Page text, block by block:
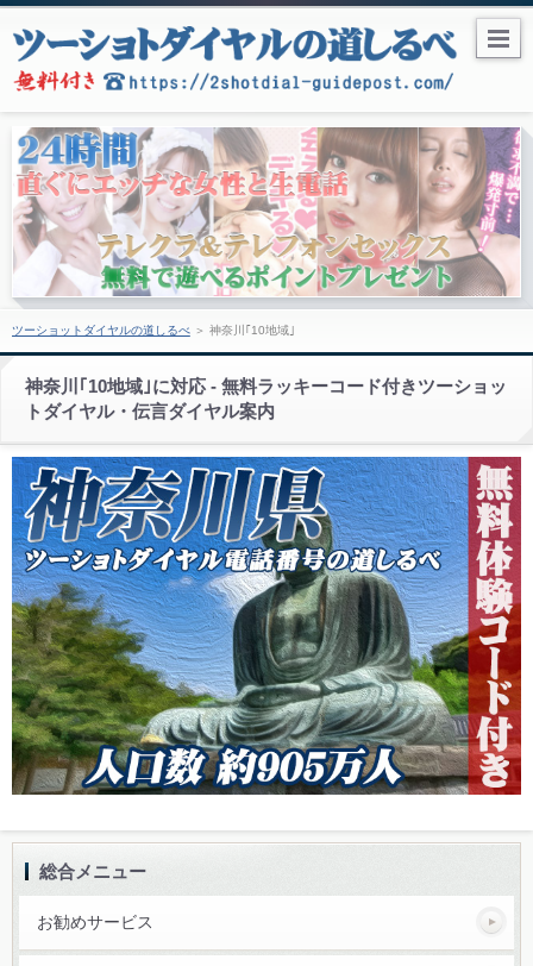
ツーショットダイヤルの道しるべ＞ 神奈川｢10地域｣
神奈川｢10地域｣に対応 - 無料ラッキーコード付きツーショッ
トダイヤル・伝言ダイヤル案内
総合メニュー
お勧めサービス